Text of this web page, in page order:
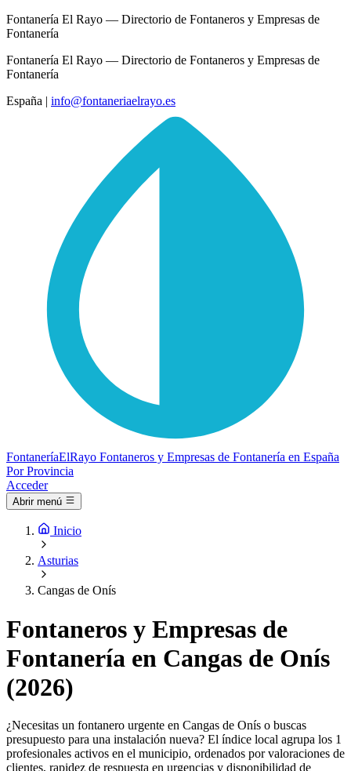
Fontanería El Rayo — Directorio de Fontaneros y Empresas de
Fontanería
Fontanería El Rayo — Directorio de Fontaneros y Empresas de
Fontanería
España | info@fontaneriaelrayo.es
FontaneríaElRayo Fontaneros y Empresas de Fontanería en España
Por Provincia
Acceder
Abrir menú
Inicio
Asturias
Cangas de Onís
Fontaneros y Empresas de
Fontanería en Cangas de Onís
(2026)
¿Necesitas un fontanero urgente en Cangas de Onís o buscas
presupuesto para una instalación nueva? El índice local agrupa los 1
profesionales activos en el municipio, ordenados por valoraciones de
clientes, rapidez de respuesta en urgencias y disponibilidad de